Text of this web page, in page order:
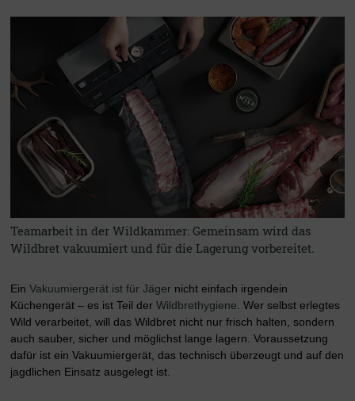
Teamarbeit in der Wildkammer: Gemeinsam wird das
Wildbret vakuumiert und für die Lagerung vorbereitet.
Ein Vakuumiergerät ist für Jäger nicht einfach irgendein
Küchengerät – es ist Teil der Wildbrethygiene . Wer selbst erlegtes
Wild verarbeitet, will das Wildbret nicht nur frisch halten, sondern
auch sauber, sicher und möglichst lange lagern. Voraussetzung
dafür ist ein Vakuumiergerät, das technisch überzeugt und auf den
jagdlichen Einsatz ausgelegt ist.